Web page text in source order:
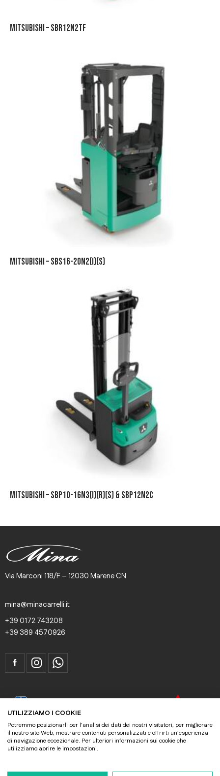
MITSUBISHI – SBR12N2TF
MITSUBISHI – SBS16-20N2(I)(S)
MITSUBISHI – SBP10-16N3(I)(R)(S) & SBP12N2C
Via Marconi 118/F – 12030 Marene CN
mina@minacarrelli.it
+39 0172 743208
+39 389 4570926
MITSUBISHI
Mina s.r.l. – Via Marconi 118/F – 12030 Marene CN – P.I./C.F.
UTILIZZIAMO I COOKIE
Potremmo posizionarli per l'analisi dei dati dei nostri visitatori, per migliorare
il nostro sito Web, mostrare contenuti personalizzati e offrirti un'esperienza
di navigazione eccezionale. Per ulteriori informazioni sui cookie che
utilizziamo aprire le impostazioni.